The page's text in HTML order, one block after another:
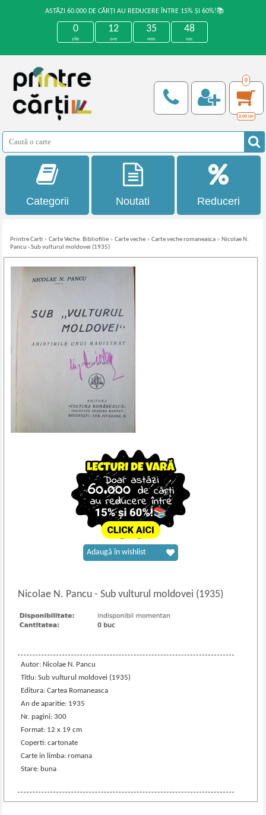
ASTĂZI 60.000 DE CĂRȚI AU REDUCERE ÎNTRE 15% ȘI 60%!📚
0
zile
12
ore
35
min
48
sec
0
0,00 Lei
Categorii Noutati Reduceri
Printre Carti »Carte Veche. Bibliofilie »Carte veche »Carte veche romaneasca » Nicolae N.
Pancu - Sub vulturul moldovei (1935)
Nicolae N. Pancu- Sub vulturul moldovei (1935)
Autor: Nicolae N. Pancu
Titlu: Sub vulturul moldovei (1935)
Editura: Cartea Romaneasca
An de aparitie: 1935
Nr. pagini: 300
Format: 12 x 19 cm
Coperti: cartonate
Carte in limba: romana
Stare: buna
Adaugă în wishlist